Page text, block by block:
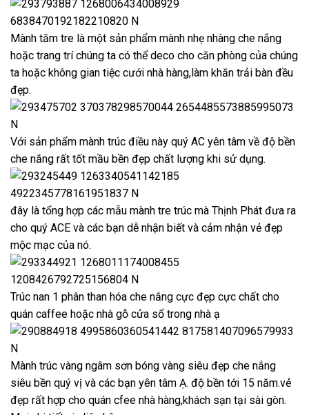
Mành tăm tre là một sản phẩm mành nhẹ nhàng che nắng
hoặc trang trí chúng ta có thể deco cho căn phòng của chúng
ta hoặc không gian tiệc cưới nhà hàng,làm khăn trải bàn đều
đẹp.
Với sản phẩm mành trúc điều này quý AC yên tâm về độ bền
che nắng rất tốt mầu bền đẹp chất lượng khi sử dụng.
đây là tổng hợp các mẫu mành tre trúc mà Thịnh Phát đưa ra
cho quý ACE và các bạn dễ nhận biết và cảm nhận vẻ đẹp
mộc mạc của nó.
Trúc nan 1 phân than hóa che nắng cực đẹp cực chất cho
quán caffee hoặc nhà gỗ cửa sổ trong nhà ạ
Mành trúc vàng ngâm sơn bóng vàng siêu đẹp che nắng
siêu bền quý vị và các bạn yên tâm Ạ. độ bền tới 15 năm.vẻ
đẹp rất hợp cho quán cfee nhà hàng,khách sạn tại sài gòn.